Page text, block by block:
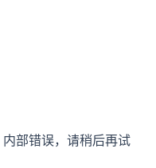
内部错误，请稍后再试